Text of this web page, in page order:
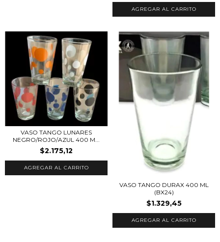
VASO TANGO LUNARES
NEGRO/ROJO/AZUL 400 M...
$2.175,12
VASO TANGO DURAX 400 ML
(BX24)
$1.329,45